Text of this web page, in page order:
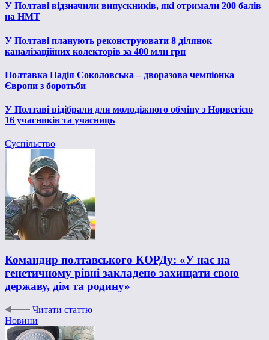
У Полтаві відзначили випускників, які отримали 200 балів
на НМТ
У Полтаві планують реконструювати 8 ділянок
каналізаційних колекторів за 400 млн грн
Полтавка Надія Соколовська – дворазова чемпіонка
Європи з боротьби
У Полтаві відібрали для молодіжного обміну з Норвегією
16 учасників та учасниць
Суспільство
Командир полтавського КОРДу: «У нас на
генетичному рівні закладено захищати свою
державу, дім та родину»
Читати статтю
Новини